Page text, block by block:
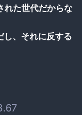
れた世代だからな
し、それに反する